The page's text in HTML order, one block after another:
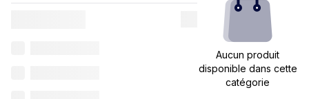
Aucun produit
disponible dans cette
catégorie